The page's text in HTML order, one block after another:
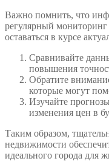
Важно помнить, что
регулярный
оставаться в курсе
Сравнивайте
повышения
Обратите
которые могут
Изучайте
изменения цен в
Таким образом,
недвижимости
идеального города для